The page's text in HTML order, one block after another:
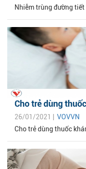
Nhiễm trùng đường tiết
Cho trẻ dùng
26/01/2021 | VOVVN
Cho trẻ dùng thuốc